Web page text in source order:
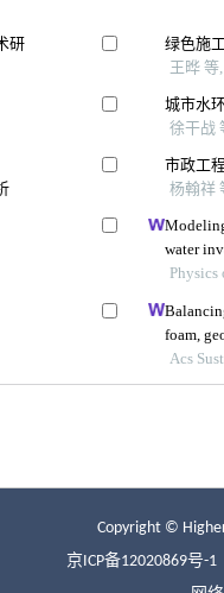
Copyright ©
京ICP备12020869号-1